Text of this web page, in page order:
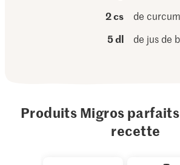
2 cs
de
5 dl
de jus de
Produits Migros
recette